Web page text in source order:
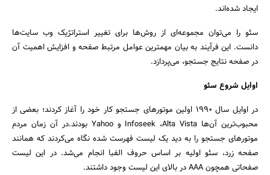
ایجاد شده‌اند.
سئو را می‌توان مجموعه‌ای از روش‌ها برای تغییر استراتژیک وب سایت‌ها
دانست. این فرآیند به بیان مهمترین عوامل مرتبط صفحه و افزایش اهمیت آن
در صفحه نتایج جستجو، می‌پردازد.
اوایل شروع سئو
در اوایل سال 1990 اولین موتور‌های جستجو کار خود را آغاز کردند؛ بعضی از
محبوب‌ترین آن‌ها Infoseek ،Alta Vista و Yahoo بودند.در آن زمان مردم
موتورهای جستجو را به دید یک لیست فهرست شده نگاه می‌کردند که همانند
صفحه زرد، سئو اولیه بر اساس حروف الفبا انجام می‌شد. در این لیست
صفحاتی همچون AAA در بالای این لیست وجود داشتند.